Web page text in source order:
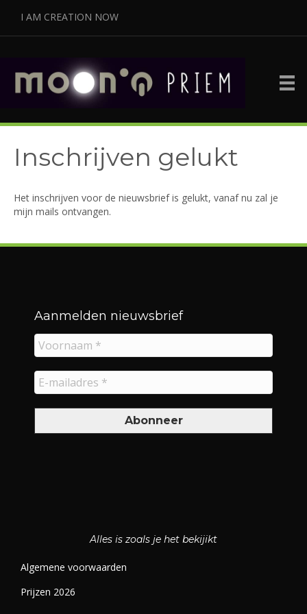
I AM CREATION NOW
Inschrijven gelukt
Het inschrijven voor de nieuwsbrief is gelukt, vanaf nu zal je
mijn mails ontvangen.
Aanmelden nieuwsbrief
Alles is zoals je het bekijikt
Algemene voorwaarden
Prijzen 2026